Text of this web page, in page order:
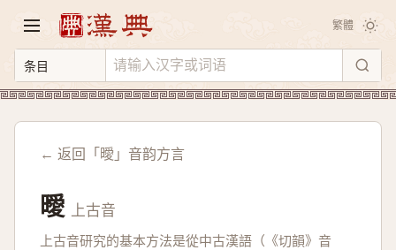
繁體
← 返回「曖」音韵方言
曖 上古音
上古音研究的基本方法是從中古漢語（《切韻》音